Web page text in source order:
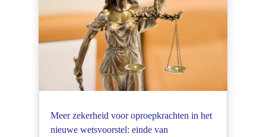
Meer zekerheid voor oproepkrachten in het
nieuwe wetsvoorstel: einde van